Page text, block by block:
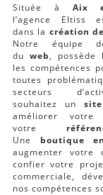
Située à Aix
l’agence Eltiss
dans la création
Notre équipe
du web, possède
les compétences
toutes
secteurs
souhaitez un
améliorer votre
votre
Une boutique
augmenter votre
confier votre
commerciale,
nos compétences